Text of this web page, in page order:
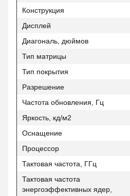
Конструкция
Дисплей
Диагональ, дюймов
Тип матрицы
Тип покрытия
Разрешение
Частота обновления, Гц
Яркость, кд/м2
Оснащение
Процессор
Тактовая частота, ГГц
Тактовая частота
энергоэффективных ядер,